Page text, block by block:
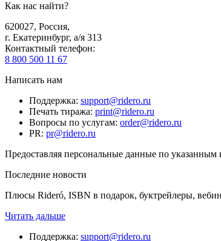
Как нас найти?
620027, Россия,
г. Екатеринбург, а/я 313
Контактный телефон:
8 800 500 11 67
Написать нам
Поддержка: support@ridero.ru
Печать тиража: print@ridero.ru
Вопросы по услугам: order@ridero.ru
PR: pr@ridero.ru
Предоставляя персональные данные по
Последние новости
Плюсы Rideró, ISBN в подарок, буктрейлеры,
Читать дальше
Поддержка: support@ridero.ru